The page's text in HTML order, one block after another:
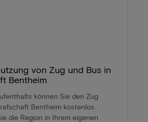
von Zug und Bus in
Bentheim
können Sie den Zug
Bentheim kostenlos
die Region in Ihrem eigenen